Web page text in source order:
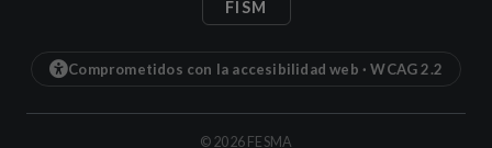
FISM
Comprometidos con la accesibilidad web · WCAG 2.2
© 2026 FESMA